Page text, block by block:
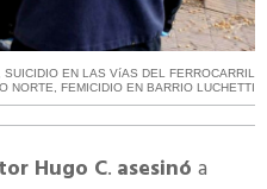
SUICIDIO EN LAS VíAS DEL FERROCARRIL
NORTE, FEMICIDIO EN BARRIO LUCHETTI
Hugo C. asesinó a